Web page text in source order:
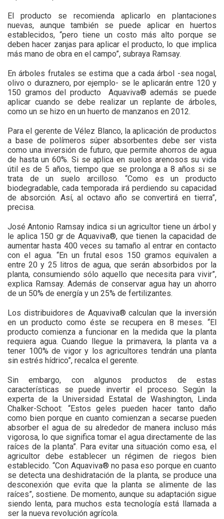
El producto se recomienda aplicarlo en plantaciones
nuevas, aunque también se puede aplicar en huertos
establecidos, “pero tiene un costo más alto porque se
deben hacer zanjas para aplicar el producto, lo que implica
más mano de obra en el campo”, subraya Ramsay.
En árboles frutales se estima que a cada árbol -sea nogal,
olivo o duraznero, por ejemplo- se le aplicarán entre 120 y
150 gramos del producto Aquaviva® además se puede
aplicar cuando se debe realizar un replante de árboles,
como un se hizo en un huerto de manzanos en 2012.
Para el gerente de Vélez Blanco, la aplicación de productos
a base de polímeros súper absorbentes debe ser vista
como una inversión de futuro, que permite ahorros de agua
de hasta un 60%. Si se aplica en suelos arenosos su vida
útil es de 5 años, tiempo que se prolonga a 8 años si se
trata de un suelo arcilloso. “Como es un producto
biodegradable, cada temporada irá perdiendo su capacidad
de absorción. Así, al octavo año se convertirá en tierra”,
precisa.
José Antonio Ramsay indica si un agricultor tiene un árbol y
le aplica 150 gr de Aquaviva®, que tienen la capacidad de
aumentar hasta 400 veces su tamaño al entrar en contacto
con el agua. “En un frutal esos 150 gramos equivalen a
entre 20 y 25 litros de agua, que serán absorbidos por la
planta, consumiendo sólo aquello que necesita para vivir”,
explica Ramsay. Además de conservar agua hay un ahorro
de un 50% de energía y un 25% de fertilizantes.
Los distribuidores de Aquaviva® calculan que la inversión
en un producto como éste se recupera en 8 meses. “El
producto comienza a funcionar en la medida que la planta
requiera agua. Cuando llegue la primavera, la planta va a
tener 100% de vigor y los agricultores tendrán una planta
sin estrés hídrico”, recalca el gerente.
Sin embargo, con algunos productos de estas
características se puede invertir el proceso. Según la
experta de la Universidad Estatal de Washington, Linda
Chalker-Schoot: “Estos geles pueden hacer tanto daño
como bien porque en cuanto comienzan a secarse pueden
absorber el agua de su alrededor de manera incluso más
vigorosa, lo que significa tomar el agua directamente de las
raíces de la planta”. Para evitar una situación como esa, el
agricultor debe establecer un régimen de riegos bien
establecido. “Con Aquaviva® no pasa eso porque en cuanto
se detecta una deshidratación de la planta, se produce una
desconexión que evita que la planta se alimente de las
raíces”, sostiene. De momento, aunque su adaptación sigue
siendo lenta, para muchos esta tecnología está llamada a
ser la nueva revolución agrícola.